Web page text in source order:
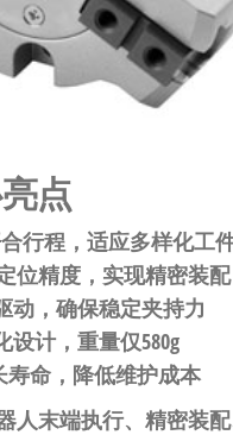
点​
行程​ ，适应多样化工
位精度​ ​，实现精密装配
动​ ​，确保稳定夹持力
设计​​，重量仅580g
寿命​ ​，降低维护成本
人末端执行、精密装